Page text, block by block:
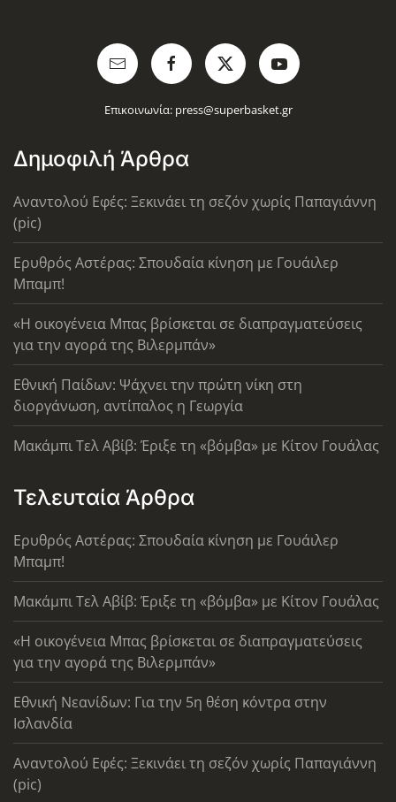
Επικοινωνία: press@superbasket.gr
Δημοφιλή Άρθρα
Αναντολού Εφές: Ξεκινάει τη σεζόν χωρίς Παπαγιάννη
(pic)
Ερυθρός Αστέρας: Σπουδαία κίνηση με Γουάιλερ
Μπαμπ!
«Η οικογένεια Μπας βρίσκεται σε διαπραγματεύσεις
για την αγορά της Βιλερμπάν»
Εθνική Παίδων: Ψάχνει την πρώτη νίκη στη
διοργάνωση, αντίπαλος η Γεωργία
Μακάμπι Τελ Αβίβ: Έριξε τη «βόμβα» με Κίτον Γουάλας
Τελευταία Άρθρα
Ερυθρός Αστέρας: Σπουδαία κίνηση με Γουάιλερ
Μπαμπ!
Μακάμπι Τελ Αβίβ: Έριξε τη «βόμβα» με Κίτον Γουάλας
«Η οικογένεια Μπας βρίσκεται σε διαπραγματεύσεις
για την αγορά της Βιλερμπάν»
Εθνική Νεανίδων: Για την 5η θέση κόντρα στην
Ισλανδία
Αναντολού Εφές: Ξεκινάει τη σεζόν χωρίς Παπαγιάννη
(pic)